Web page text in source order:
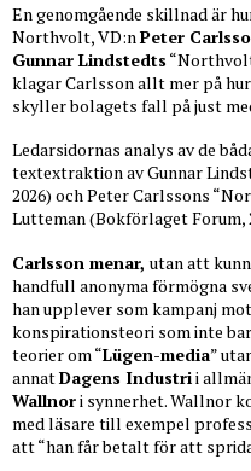
En genomgående skillnad är
Northvolt, VD:n Peter
Gunnar Lindstedts
klagar Carlsson allt mer på
skyller bolagets fall på just
Ledarsidornas analys av de
textextraktion av Gunnar
2026) och Peter Carlssons
Lutteman (Bokförlaget Forum,
Carlsson menar, utan att
handfull anonyma förmögna
han upplever som kampanj
konspirationsteori som inte
teorier om “Lügen-media”
annatDagens Industrii
Wallnori synnerhet. Wallnor
med läsare till exempel
att “han får betalt för att